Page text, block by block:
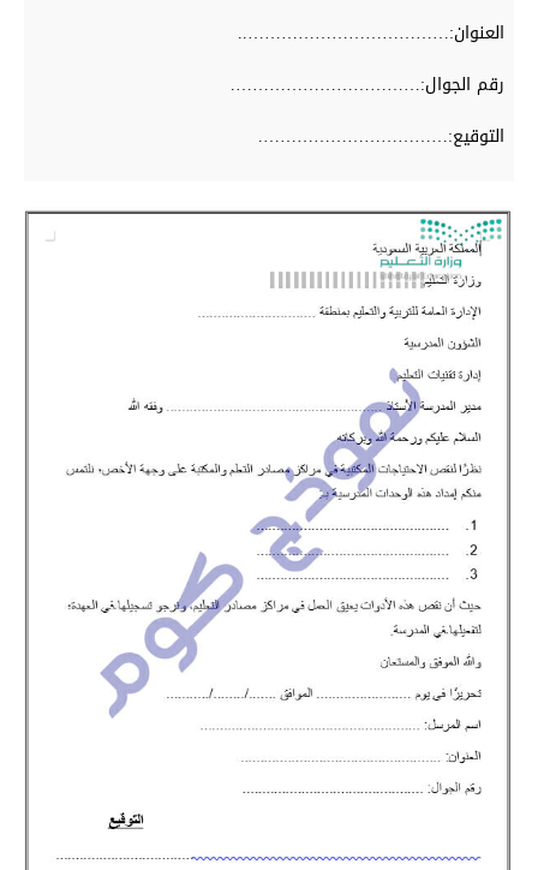
العنوان:………………………………..
رقم الجوال:…………………………….
التوقيع:…………………………….